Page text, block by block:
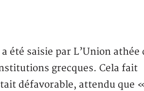
a été saisie par L’Union athée
grecques. Cela fait
défavorable, attendu que